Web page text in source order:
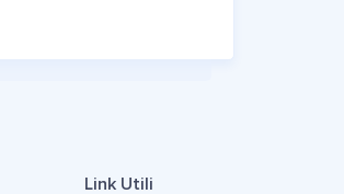
Link Utili